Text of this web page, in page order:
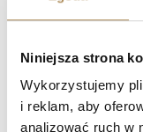
Niniejsza strona
Wykorzystujemy
i reklam, aby
analizować ruch w
Czy każdy